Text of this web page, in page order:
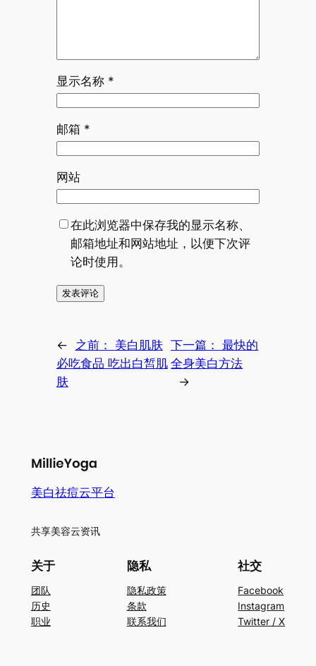
显示名称 *
邮箱 *
网站
在此浏览器中保存我的显示名称、
邮箱地址和网站地址，以便下次评
论时使用。
← 之前： 美白肌肤
必吃食品 吃出白皙肌
肤
下一篇：
最快的
全身美白方法
→
美白祛痘云平台
共享美容云资讯
关于
团队
历史
职业
隐私
隐私政策
条款
联系我们
社交
Facebook
Instagram
Twitter / X